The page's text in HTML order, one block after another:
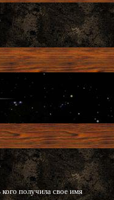
получила свое имя